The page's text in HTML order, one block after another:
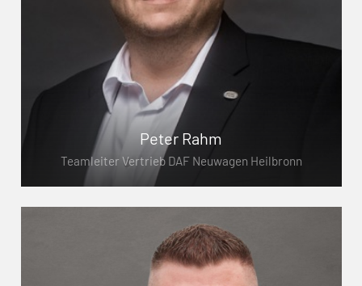
Peter Rahm
Teamleiter Vertrieb DAF Neuwagen Heilbronn